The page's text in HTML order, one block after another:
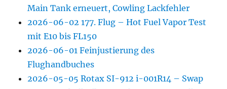
Main Tank erneuert, Cowling Lackfehler
2026-06-02 177. Flug – Hot Fuel Vapor Test
mit E10 bis FL150
2026-06-01 Feinjustierung des
Flughandbuches
2026-05-05 Rotax SI-912 i-001R14 – Swap